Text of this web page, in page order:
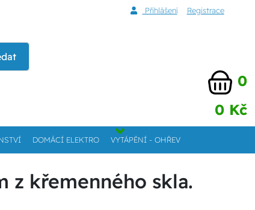
Přihlášení Registrace
0
0 Kč
DOMÁCÍ ELEKTRO VYTÁPĚNÍ - OHŘEV
z křemenného skla.